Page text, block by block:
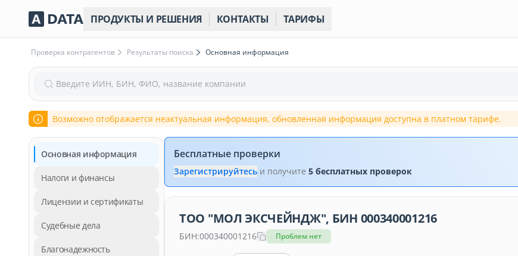
ПРОДУКТЫ И РЕШЕНИЯ КОНТАКТЫ ТАРИФЫ
Проверка контрагентов Результаты поиска Основная информация
Введите ИИН, БИН, ФИО, название компании
Возможно отображается неактуальная информация, обновленная информация доступна в платном тарифе.
Основная информация
Налоги и финансы
Лицензии и сертификаты
Судебные дела
Благонадежность
Бесплатные проверки
Зарегистрируйтесь и получите 5 бесплатных проверок
ТОО "МОЛ ЭКСЧЕЙНДЖ", БИН 000340001216
БИН:000340001216 Проблем нет